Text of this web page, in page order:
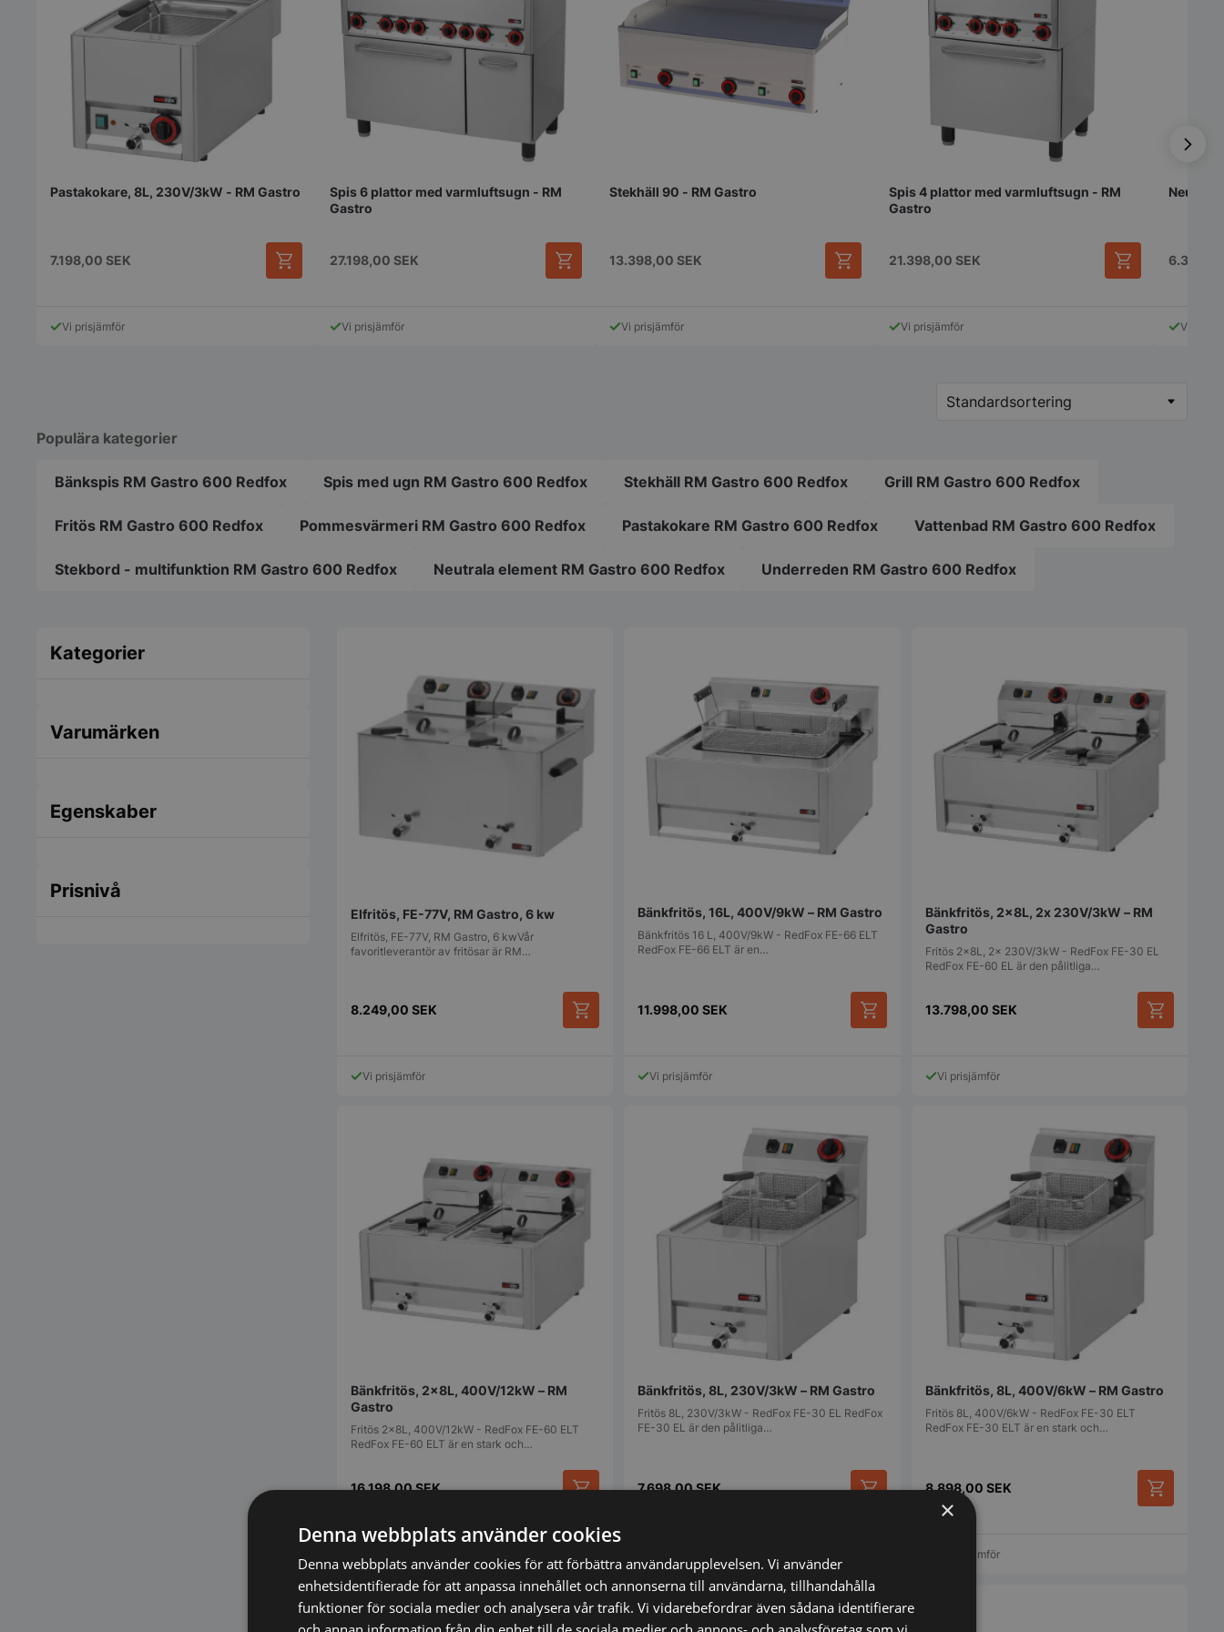
Pastakokare, 8L, 230V/3kW - RM Gastro
7.198,00 SEK
Vi prisjämför
Spis 6 plattor med varmluftsugn - RM
Gastro
27.198,00 SEK
Vi prisjämför
Stekhäll 90 - RM Gastro
13.398,00 SEK
produktsidan
Vi prisjämför
Spis 4 plattor med varmluftsugn - RM
Gastro
21.398,00 SEK
Vi prisjämför
Neutral
Vi
Populära kategorier
Bänkspis RM Gastro 600 Redfox Spis med ugn RM Gastro 600 Redfox Stekhäll RM Gastro 600 Redfox Grill RM Gastro 600 Redfox
Fritös RM Gastro 600 Redfox Pommesvärmeri RM Gastro 600 Redfox Pastakokare RM Gastro 600 Redfox Vattenbad RM Gastro 600 Redfox
Stekbord - multifunktion RM Gastro 600 Redfox Neutrala element RM Gastro 600 Redfox Underreden RM Gastro 600 Redfox
Kategorier
Varumärken
Egenskaber
Prisnivå
Elfritös, FE-77V, RM Gastro, 6 kw
Elfritös, FE-77V, RM Gastro, 6 kwVår
favoritleverantör av fritösar är RM…
8.249,00 SEK
Vi prisjämför
Bänkfritös, 16L, 400V/9kW – RM Gastro
Bänkfritös 16 L, 400V/9kW - RedFox FE-66 ELT
RedFox FE-66 ELT är en…
11.998,00SEK
Vi prisjämför
Bänkfritös, 2x8L, 2x 230V/3kW – RM
Gastro
Fritös 2x8L, 2x 230V/3kW - RedFox FE-30 EL
RedFox FE-60 EL är den pålitliga…
13.798,00 SEK
Vi prisjämför
Bänkfritös, 2x8L, 400V/12kW – RM
Gastro
Fritös 2x8L, 400V/12kW - RedFox FE-60 ELT
RedFox FE-60 ELT är en stark och…
16.198,00SEK
Bänkfritös, 8L, 230V/3kW – RM Gastro
Fritös 8L, 230V/3kW - RedFox FE-30 EL RedFox
FE-30 EL är den pålitliga…
7.698,00SEK
Bänkfritös, 8L, 400V/6kW – RM Gastro
Fritös 8L, 400V/6kW - RedFox FE-30 ELT
RedFox FE-30 ELT är en stark och…
8.898,00 SEK
Vi prisjämför
×
Denna webbplats använder cookies
Denna webbplats använder cookies för att förbättra användarupplevelsen. Vi använder
enhetsidentifierade för att anpassa innehållet och annonserna till användarna, tillhandahålla
funktioner för sociala medier och analysera vår trafik. Vi vidarebefordrar även sådana identifierare